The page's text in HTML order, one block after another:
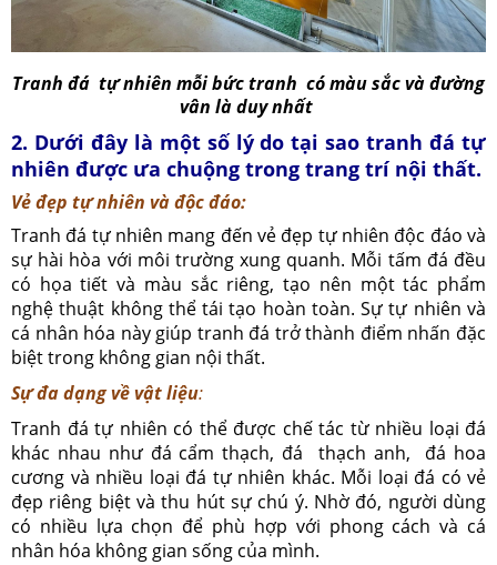
Tranh đá tự nhiên mỗi bức tranh có màu sắc và đường
vân là duy nhất
2. Dưới đây là một số lý do tại sao tranh đá tự
nhiên được ưa chuộng trong trang trí nội thất.
Vẻ đẹp tự nhiên và độc đáo:
Tranh đá tự nhiên mang đến vẻ đẹp tự nhiên độc đáo và
sự hài hòa với môi trường xung quanh. Mỗi tấm đá đều
có họa tiết và màu sắc riêng, tạo nên một tác phẩm
nghệ thuật không thể tái tạo hoàn toàn. Sự tự nhiên và
cá nhân hóa này giúp tranh đá trở thành điểm nhấn đặc
biệt trong không gian nội thất.
Sự đa dạng về vật liệu:
Tranh đá tự nhiên có thể được chế tác từ nhiều loại đá
khác nhau như đá cẩm thạch, đá thạch anh, đá hoa
cương và nhiều loại đá tự nhiên khác. Mỗi loại đá có vẻ
đẹp riêng biệt và thu hút sự chú ý. Nhờ đó, người dùng
có nhiều lựa chọn để phù hợp với phong cách và cá
nhân hóa không gian sống của mình.